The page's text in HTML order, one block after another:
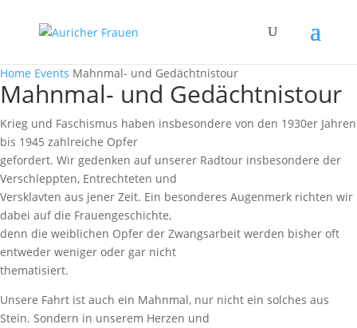
Home Events Mahnmal- und Gedächtnistour
Mahnmal- und Gedächtnistour
Krieg und Faschismus haben insbesondere von den 1930er Jahren
bis 1945 zahlreiche Opfer
gefordert. Wir gedenken auf unserer Radtour insbesondere der
Verschleppten, Entrechteten und
Versklavten aus jener Zeit. Ein besonderes Augenmerk richten wir
dabei auf die Frauengeschichte,
denn die weiblichen Opfer der Zwangsarbeit werden bisher oft
entweder weniger oder gar nicht
thematisiert.
Unsere Fahrt ist auch ein Mahnmal, nur nicht ein solches aus
Stein. Sondern in unserem Herzen und